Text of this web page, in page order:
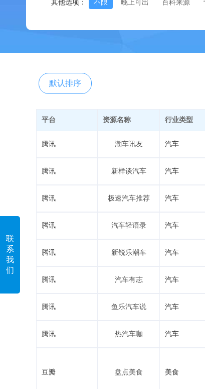
联
系
我
们
其他选项： 不限 晚上可出 百科来源
默认排序
平台 资源名称 行业类型
腾讯 潮车讯友 汽车
腾讯 新样谈汽车 汽车
腾讯 极速汽车推荐 汽车
腾讯 汽车轻语录 汽车
腾讯 新锐乐潮车 汽车
腾讯 汽车有志 汽车
腾讯 鱼乐汽车说 汽车
腾讯 热汽车咖 汽车
豆瓣 盘点美食 美食